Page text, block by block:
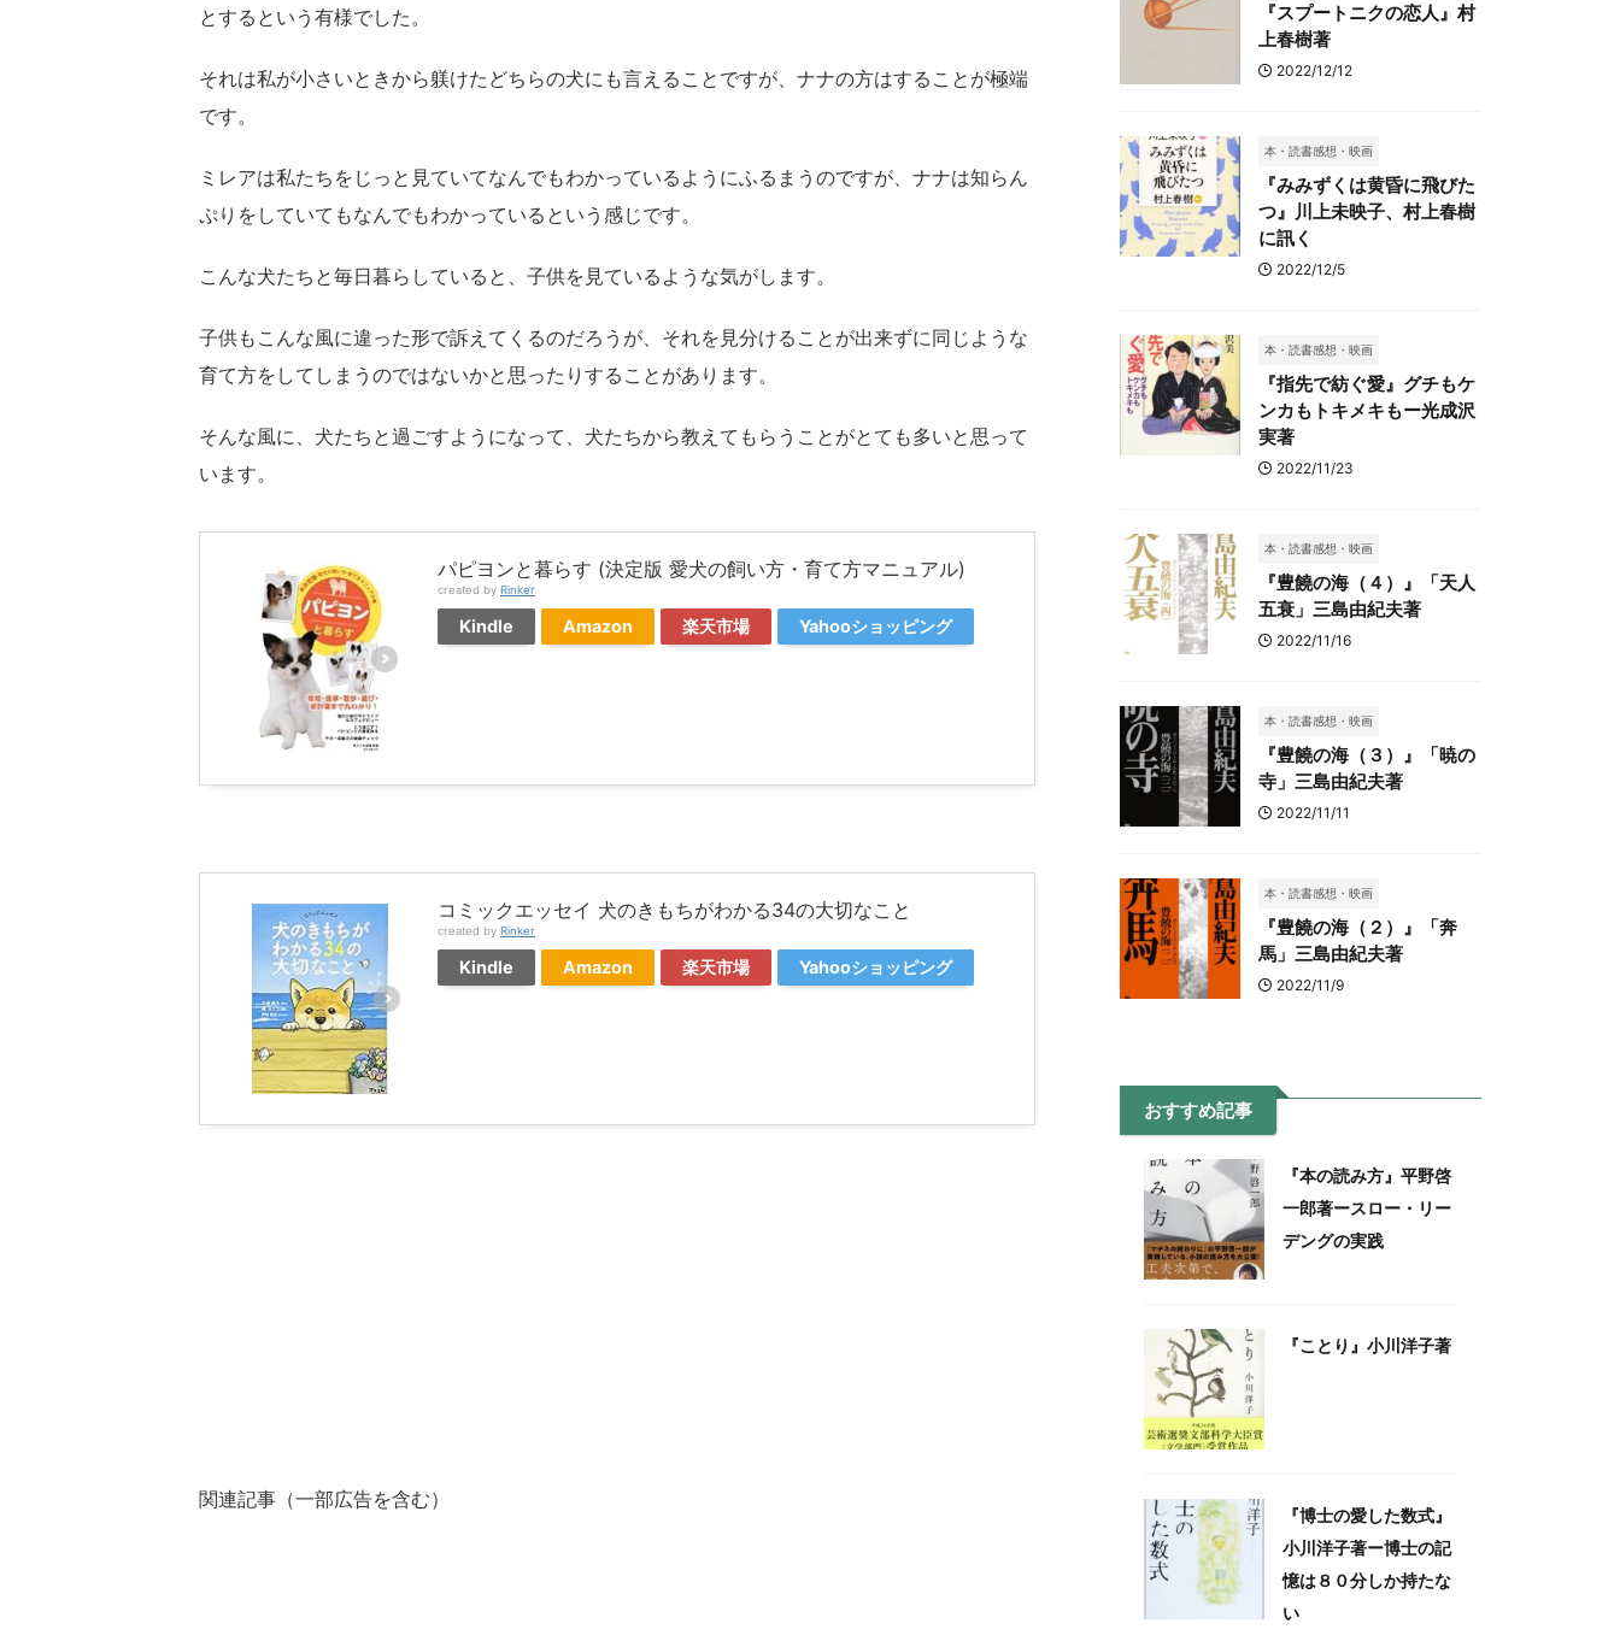
とするという有様でした。
それは私が小さいときから躾けたどちらの犬にも言えることですが、ナナの方はすることが極端
です。
ミレアは私たちをじっと見ていてなんでもわかっているようにふるまうのですが、ナナは知らん
ぷりをしていてもなんでもわかっているという感じです。
こんな犬たちと毎日暮らしていると、子供を見ているような気がします。
子供もこんな風に違った形で訴えてくるのだろうが、それを見分けることが出来ずに同じような
育て方をしてしまうのではないかと思ったりすることがあります。
そんな風に、犬たちと過ごすようになって、犬たちから教えてもらうことがとても多いと思って
います。
パピヨンと暮らす (決定版 愛犬の飼い方・育て方マニュアル)
created by Rinker
Kindle Amazon 楽天市場 Yahooショッピング
コミックエッセイ 犬のきもちがわかる34の大切なこと
created by Rinker
Kindle Amazon 楽天市場 Yahooショッピング
関連記事（一部広告を含む）
『スプートニクの恋人』村
上春樹著
2022/12/12
本・読書感想・映画
『みみずくは黄昏に飛びた
つ』川上未映子、村上春樹
に訊く
2022/12/5
本・読書感想・映画
『指先で紡ぐ愛』グチもケ
ンカもトキメキもー光成沢
実著
2022/11/23
本・読書感想・映画
『豊饒の海（４）』「天人
五衰」三島由紀夫著
2022/11/16
本・読書感想・映画
『豊饒の海（３）』「暁の
寺」三島由紀夫著
2022/11/11
本・読書感想・映画
『豊饒の海（２）』「奔
馬」三島由紀夫著
2022/11/9
おすすめ記事
『本の読み方』平野啓
一郎著ースロー・リー
デングの実践
『ことり』小川洋子著
『博士の愛した数式』
小川洋子著ー博士の記
憶は８０分しか持たな
い